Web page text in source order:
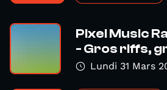
Pixel Music
- Gros riffs,
Lundi 31 Mars